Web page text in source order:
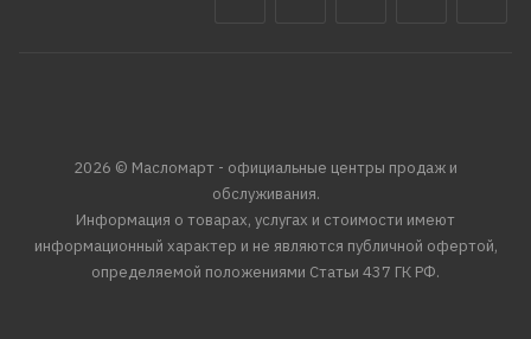
2026 © Масломарт - официальные центры продаж и
обслуживания.
Информация о товарах, услугах и стоимости имеют
информационный характер и не являются публичной офертой,
определяемой положениями Статьи 437 ГК РФ.